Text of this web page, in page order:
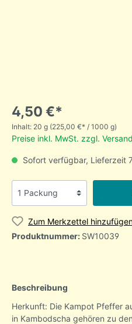
4,50 €*
Inhalt: 20 g (225,00 €* / 1000 g)
Preise inkl. MwSt. zzgl.
Sofort verfügbar, Lieferzeit
Zum Merkzettel
Produktnummer: SW10039
Beschreibung
Herkunft: Die Kampot Pfeffer
in Kambodscha gehören zu